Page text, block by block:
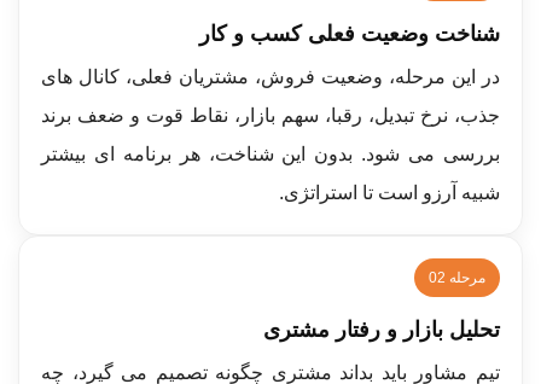
شناخت وضعیت فعلی کسب و کار
در این مرحله، وضعیت فروش، مشتریان فعلی، کانال های
جذب، نرخ تبدیل، رقبا، سهم بازار، نقاط قوت و ضعف برند
بررسی می شود. بدون این شناخت، هر برنامه ای بیشتر
شبیه آرزو است تا استراتژی.
مرحله 02
تحلیل بازار و رفتار مشتری
تیم مشاور باید بداند مشتری چگونه تصمیم می گیرد، چه